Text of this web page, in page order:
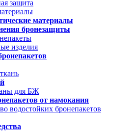
защита
материалы
бронезащиты
изделия
для БЖ
от намокания
водостойких бронепакетов